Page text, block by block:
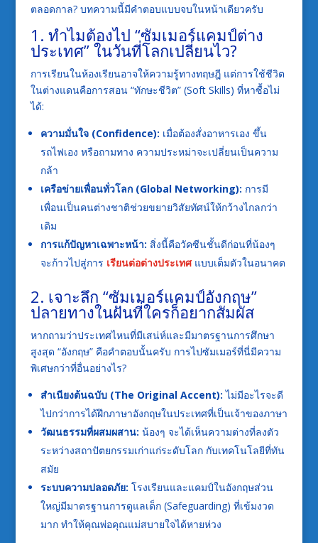
ตลอดกาล? บทความนี้มีคำตอบแบบจบในหน้าเดียวครับ
1. ทำไมต้องไป “ซัมเมอร์แคมป์ต่าง
ประเทศ” ในวันที่โลกเปลี่ยนไว?
การเรียนในห้องเรียนอาจให้ความรู้ทางทฤษฎี แต่การใช้ชีวิต
ในต่างแดนคือการสอน “ทักษะชีวิต” (Soft Skills) ที่หาซื้อไม่
ได้:
ความมั่นใจ (Confidence): เมื่อต้องสั่งอาหารเอง ขึ้น
รถไฟเอง หรือถามทาง ความประหม่าจะเปลี่ยนเป็นความ
กล้า
เครือข่ายเพื่อนทั่วโลก (Global Networking): การมี
เพื่อนเป็นคนต่างชาติช่วยขยายวิสัยทัศน์ให้กว้างไกลกว่า
เดิม
การแก้ปัญหาเฉพาะหน้า: สิ่งนี้คือวัคซีนชั้นดีก่อนที่น้องๆ
จะก้าวไปสู่การ เรียนต่อต่างประเทศแบบเต็มตัวในอนาคต
2. เจาะลึก “ซัมเมอร์แคมป์อังกฤษ”
ปลายทางในฝันที่ใครก็อยากสัมผัส
หากถามว่าประเทศไหนที่มีเสน่ห์และมีมาตรฐานการศึกษา
สูงสุด “อังกฤษ” คือคำตอบนั้นครับ การไปซัมเมอร์ที่นี่มีความ
พิเศษกว่าที่อื่นอย่างไร?
สำเนียงต้นฉบับ (The Original Accent): ไม่มีอะไรจะดี
ไปกว่าการได้ฝึกภาษาอังกฤษในประเทศที่เป็นเจ้าของภาษา
วัฒนธรรมที่ผสมผสาน: น้องๆ จะได้เห็นความต่างที่ลงตัว
ระหว่างสถาปัตยกรรมเก่าแก่ระดับโลก กับเทคโนโลยีที่ทัน
สมัย
ระบบความปลอดภัย: โรงเรียนและแคมป์ในอังกฤษส่วน
ใหญ่มีมาตรฐานการดูแลเด็ก (Safeguarding) ที่เข้มงวด
มาก ทำให้คุณพ่อคุณแม่สบายใจได้หายห่วง